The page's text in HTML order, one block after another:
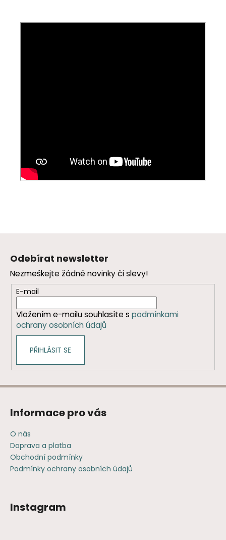
Odebírat newsletter
Nezmeškejte žádné novinky či slevy!
E-mail
Vložením e-mailu souhlasíte s podmínkami
ochrany osobních údajů
PŘIHLÁSIT SE
Informace pro vás
O nás
Doprava a platba
Obchodní podmínky
Podmínky ochrany osobních údajů
Instagram